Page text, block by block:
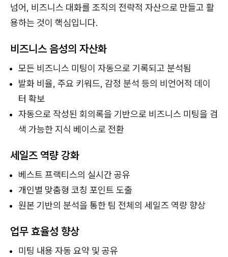
넘어, 비즈니스 대화를 조직의 전략적 자산으로 만들고 활
용하는 것이 핵심입니다.
비즈니스 음성의 자산화
모든 비즈니스 미팅이 자동으로 기록되고 분석됨
발화 비율, 주요 키워드, 감정 분석 등의 비언어적 데이
터 확보
자동으로 작성된 회의록을 기반으로 비즈니스 미팅을 검
색 가능한 지식 베이스로 전환
세일즈 역량 강화
베스트 프랙티스의 실시간 공유
개인별 맞춤형 코칭 포인트 도출
원본 기반의 분석을 통한 팀 전체의 세일즈 역량 향상
업무 효율성 향상
미팅 내용 자동 요약 및 공유